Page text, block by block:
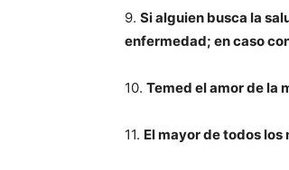
9. Si alguien busca la
enfermedad; en caso
10. Temed el amor de la
11. El mayor de todos